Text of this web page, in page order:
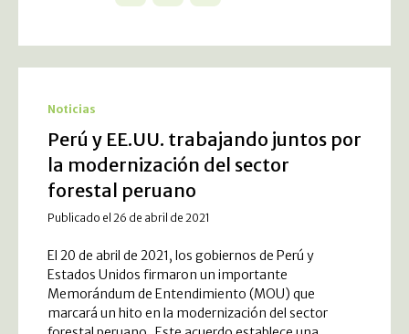
Noticias
Perú y EE.UU. trabajando juntos por
la modernización del sector
forestal peruano
Publicado el 26 de abril de 2021
El 20 de abril de 2021, los gobiernos de Perú y
Estados Unidos firmaron un importante
Memorándum de Entendimiento (MOU) que
marcará un hito en la modernización del sector